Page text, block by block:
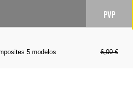
PVP
5 modelos 6,00 €